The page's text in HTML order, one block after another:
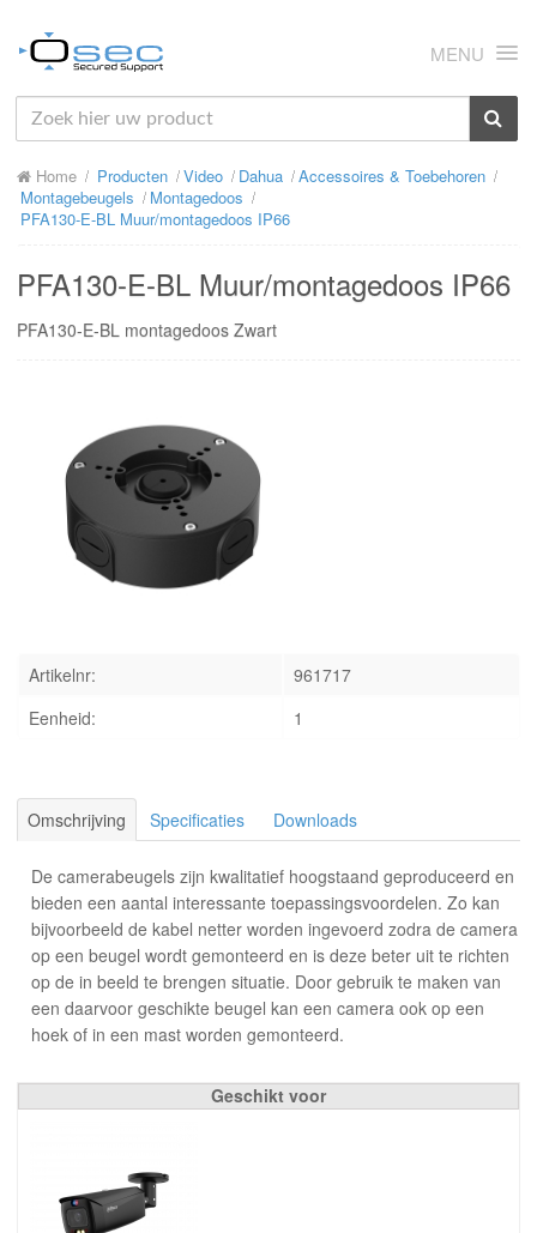
MENU
HOME
OVER ONS
PRODUCTEN
SUPPORT
MIJN OSEC
CONTACT
INLOGGEN
Home Producten Video Dahua
Accessoires & Toebehoren
Montagebeugels
Montagedoos
PFA130-E-BL Muur/montagedoos IP66
PFA130-E-BL Muur/montagedoos IP66
PFA130-E-BL montagedoos Zwart
Artikelnr:
961717
Eenheid:
1
Omschrijving Specificaties Downloads
De camerabeugels zijn kwalitatief hoogstaand geproduceerd en
bieden een aantal interessante toepassingsvoordelen. Zo kan
bijvoorbeeld de kabel netter worden ingevoerd zodra de camera
op een beugel wordt gemonteerd en is deze beter uit te richten
op de in beeld te brengen situatie. Door gebruik te maken van
een daarvoor geschikte beugel kan een camera ook op een
hoek of in een mast worden gemonteerd.
Geschikt voor